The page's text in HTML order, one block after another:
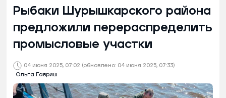
04 июня 2025, 07:02 (обновлено: 04 июня 2025, 07:33)
Ольга Гавриш
Рыбаки Шурышкарского района
предложили перераспределить
промысловые участки